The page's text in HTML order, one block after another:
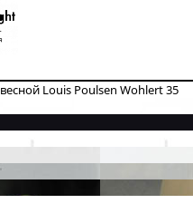
Louis Poulsen Wohlert 35